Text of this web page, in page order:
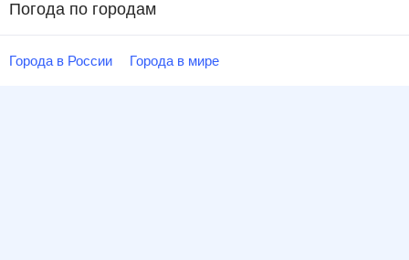
Погода по городам
Города в России Города в мире